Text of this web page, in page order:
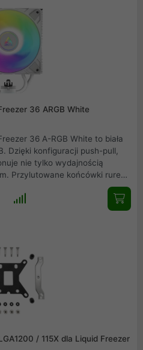
36 ARGB White
36 A-RGB White to biała
Dzięki konfiguracji push-pull,
nie tylko wydajnością
Przylutowane końcówki rurek
aluminiową pokrywą, co
w każdą konfigurację PC i
/ 115X dla Liquid Freezer